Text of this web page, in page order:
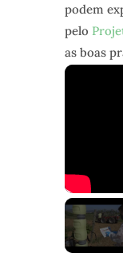
podem
pelo
as boas